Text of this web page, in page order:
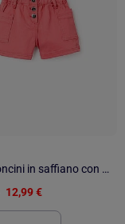
Pantaloncini in saffiano con tasche cargo e cintura elastica
12,99 €